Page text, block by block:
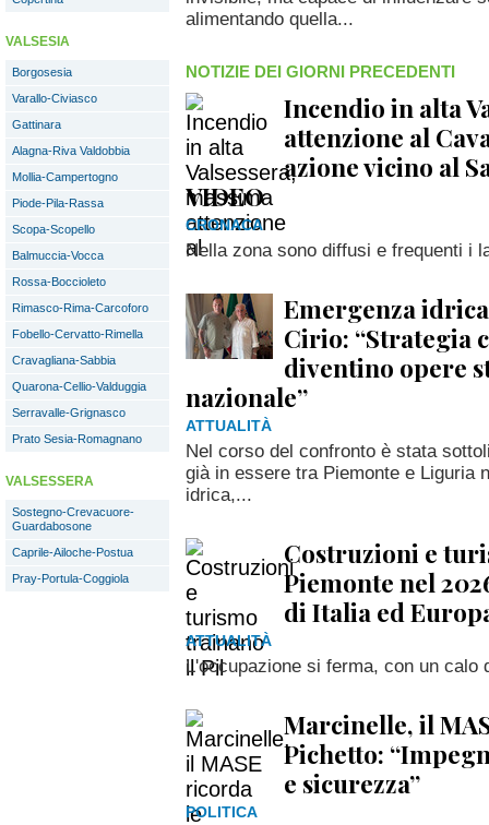
VALSESIA
Borgosesia
Varallo-Civiasco
Gattinara
Alagna-Riva Valdobbia
Mollia-Campertogno
Piode-Pila-Rassa
Scopa-Scopello
Balmuccia-Vocca
Rossa-Boccioleto
Rimasco-Rima-Carcoforo
Fobello-Cervatto-Rimella
Cravagliana-Sabbia
Quarona-Cellio-Valduggia
Serravalle-Grignasco
Prato Sesia-Romagnano
VALSESSERA
Sostegno-Crevacuore-
Guardabosone
Caprile-Ailoche-Postua
Pray-Portula-Coggiola
alimentando quella...
NOTIZIE DEI GIORNI PRECEDENTI
Incendio in alta
attenzione al
azione vicino al
VIDEO
CRONACA
Nella zona sono diffusi e frequenti i
Emergenza
Cirio: “Strategia
diventino opere
nazionale”
ATTUALITÀ
Nel corso del confronto è stata
già in essere tra Piemonte e Liguria
idrica,...
Costruzioni e
Piemonte nel
di Italia ed
ATTUALITÀ
L'occupazione si ferma, con un calo
Marcinelle, il
Pichetto:
e sicurezza”
POLITICA